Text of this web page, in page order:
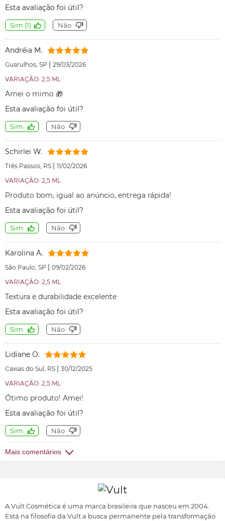
Esta avaliação foi útil?
Sim (1) Não
Andréia M.
Guarulhos, SP | 29/03/2026
VARIAÇÃO: 2,5 ML
Amei o mimo 🎁
Esta avaliação foi útil?
Sim Não
Schirlei W.
Três Passos, RS | 11/02/2026
VARIAÇÃO: 2,5 ML
Produto bom, igual ao anúncio, entrega rápida!
Esta avaliação foi útil?
Sim Não
Karolina A.
São Paulo, SP | 09/02/2026
VARIAÇÃO: 2,5 ML
Textura e durabilidade excelente
Esta avaliação foi útil?
Sim Não
Lidiane O.
Caxias do Sul, RS | 30/12/2025
VARIAÇÃO: 2,5 ML
Ótimo produto! Amei!
Esta avaliação foi útil?
Sim Não
Mais comentários
A Vult Cosmética é uma marca brasileira que nasceu em 2004.
Está na filosofia da Vult a busca permanente pela transformação